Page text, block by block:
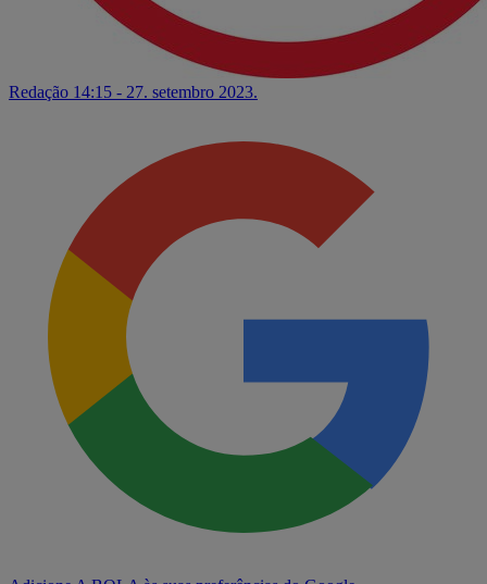
Redação 14:15 - 27. setembro 2023.